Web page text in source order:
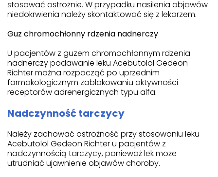
stosować ostrożnie. W przypadku nasilenia objawów
niedokrwienia należy skontaktować się z lekarzem.
Guz chromochłonny rdzenia nadnerczy
U pacjentów z guzem chromochłonnym rdzenia
nadnerczy podawanie leku Acebutolol Gedeon
Richter można rozpocząć po uprzednim
farmakologicznym zablokowaniu aktywności
receptorów adrenergicznych typu alfa.
Nadczynność tarczycy
Należy zachować ostrożność przy stosowaniu leku
Acebutolol Gedeon Richter u pacjentów z
nadczynnością tarczycy, ponieważ lek może
utrudniać ujawnienie objawów choroby.